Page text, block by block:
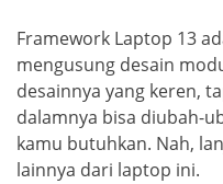
Framework Laptop 13
mengusung desain
desainnya yang keren,
dalamnya bisa diubah-
kamu butuhkan. Nah,
lainnya dari laptop ini.